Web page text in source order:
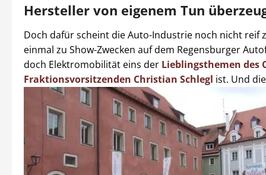
Hersteller von eigenem Tun
Doch dafür scheint die Auto-Industrie noch nicht reif
einmal zu Show-Zwecken auf dem Regensburger
doch Elektromobilität eins der Lieblingsthemen des
Fraktionsvorsitzenden Christian Schlegl ist. Und